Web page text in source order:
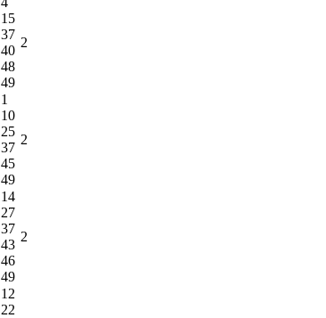
15
37
40
48
49
2
1
10
25
37
45
49
2
14
27
37
43
46
49
2
12
22